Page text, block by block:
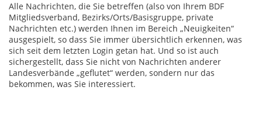
Alle Nachrichten, die Sie betreffen (also von Ihrem BDF
Mitgliedsverband, Bezirks/Orts/Basisgruppe, private
Nachrichten etc.) werden Ihnen im Bereich „Neuigkeiten“
ausgespielt, so dass Sie immer übersichtlich erkennen, was
sich seit dem letzten Login getan hat. Und so ist auch
sichergestellt, dass Sie nicht von Nachrichten anderer
Landesverbände „geflutet“ werden, sondern nur das
bekommen, was Sie interessiert.